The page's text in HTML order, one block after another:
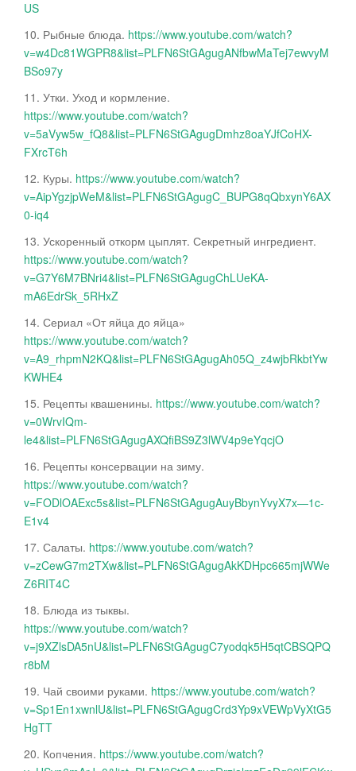
US
10. Рыбные блюда. https://www.youtube.com/watch?
v=w4Dc81WGPR8&list=PLFN6StGAgugANfbwMaTej7ewvyM
BSo97y
11. Утки. Уход и кормление.
https://www.youtube.com/watch?
v=5aVyw5w_fQ8&list=PLFN6StGAgugDmhz8oaYJfCoHX-
FXrcT6h
12. Куры. https://www.youtube.com/watch?
v=AipYgzjpWeM&list=PLFN6StGAgugC_BUPG8qQbxynY6AX
0-iq4
13. Ускоренный откорм цыплят. Секретный ингредиент.
https://www.youtube.com/watch?
v=G7Y6M7BNri4&list=PLFN6StGAgugChLUeKA-
mA6EdrSk_5RHxZ
14. Сериал «От яйца до яйца»
https://www.youtube.com/watch?
v=A9_rhpmN2KQ&list=PLFN6StGAgugAh05Q_z4wjbRkbtYw
KWHE4
15. Рецепты квашенины. https://www.youtube.com/watch?
v=0WrvIQm-
le4&list=PLFN6StGAgugAXQfiBS9Z3lWV4p9eYqcjO
16. Рецепты консервации на зиму.
https://www.youtube.com/watch?
v=FODlOAExc5s&list=PLFN6StGAgugAuyBbynYvyX7x—1c-
E1v4
17. Салаты. https://www.youtube.com/watch?
v=zCewG7m2TXw&list=PLFN6StGAgugAkKDHpc665mjWWe
Z6RIT4C
18. Блюда из тыквы.
https://www.youtube.com/watch?
v=j9XZlsDA5nU&list=PLFN6StGAgugC7yodqk5H5qtCBSQPQ
r8bM
19. Чай своими руками. https://www.youtube.com/watch?
v=Sp1En1xwnlU&list=PLFN6StGAgugCrd3Yp9xVEWpVyXtG5
HgTT
20. Копчения. https://www.youtube.com/watch?